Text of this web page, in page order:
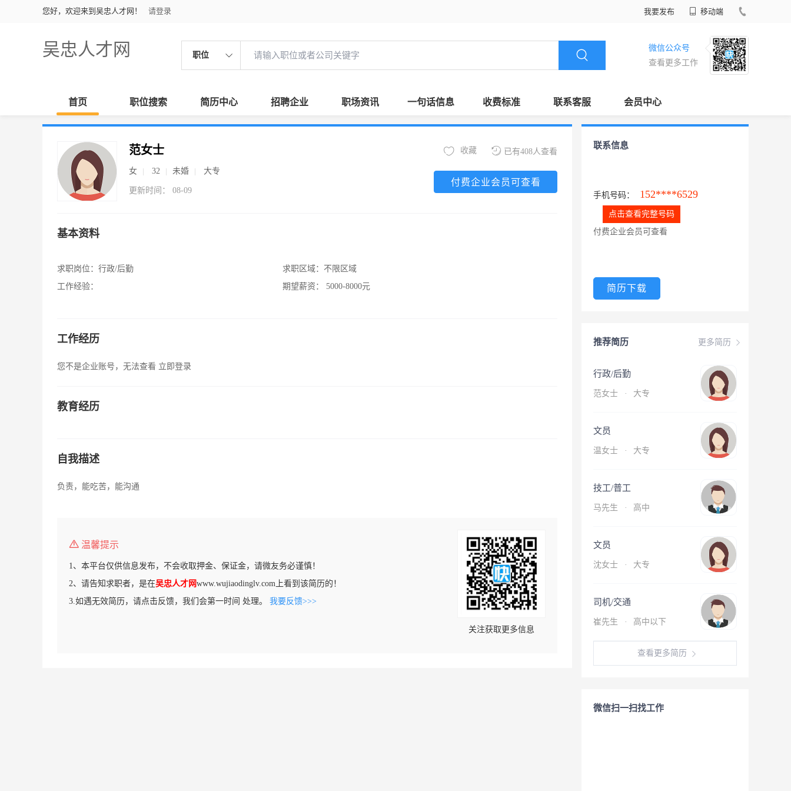
您好，欢迎来到吴忠人才网！ 请登录 我要发布 移动端
吴忠人才网 职位
微信公众号
查看更多工作
首页 职位搜索 简历中心 招聘企业 职场资讯 一句话信息 收费标准 联系客服 会员中心
范女士
女 32 未婚 大专
更新时间： 08-09
已有408人查看
收藏
付费企业会员可查看
基本资料
求职岗位： 行政/后勤
工作经验：
求职区域： 不限区域
期望薪资：
5000-8000元
工作经历
您不是企业账号，无法查看 立即登录
教育经历
自我描述
负责，能吃苦，能沟通
温馨提示
1、本平台仅供信息发布，不会收取押金、保证金，请微友务必谨慎！
2、请告知求职者，是在吴忠人才网www.wujiaodinglv.com上看到该简历的！
3.如遇无效简历，请点击反馈，我们会第一时间 处理。 我要反馈>>>
关注获取更多信息
联系信息
手机号码： 152****6529
点击查看完整号码
付费企业会员可查看
简历下载
更多简历
推荐简历
行政/后勤
范女士 · 大专
文员
温女士 · 大专
技工/普工
马先生 · 高中
文员
沈女士 · 大专
司机/交通
崔先生 · 高中以下
查看更多简历
微信扫一扫找工作